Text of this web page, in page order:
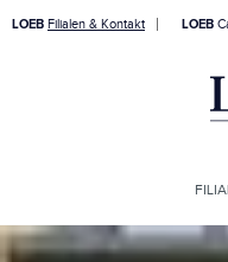
LOEB Filialen & Kontakt LOEB